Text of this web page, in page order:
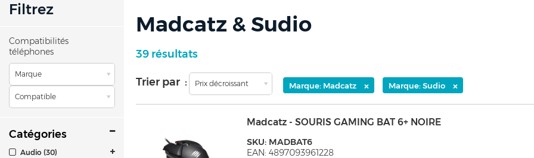
Filtrez
Compatibilités
téléphones
Marque
Compatible
Catégories
Audio (30)
Madcatz & Sudio
39 résultats
Trier par : Prix décroissant Marque: Madcatz × Marque: Sudio ×
Madcatz - SOURIS GAMING BAT 6+ NOIRE
SKU: MADBAT6
EAN: 4897093961228